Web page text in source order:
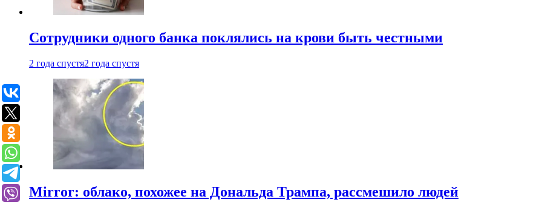
Сотрудники одного банка поклялись на крови быть честными
2 года спустя2 года спустя
Mirror: облако, похожее на Дональда Трампа, рассмешило людей